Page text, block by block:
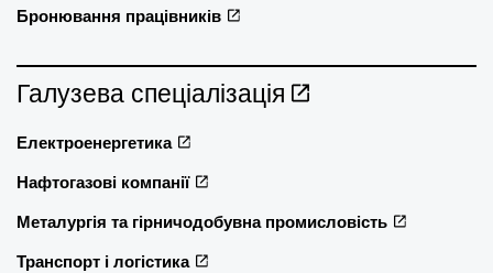
Бронювання працівників
Галузева спеціалізація
Електроенергетика
Нафтогазові компанії
Металургія та гірничодобувна промисловість
Транспорт і логістика